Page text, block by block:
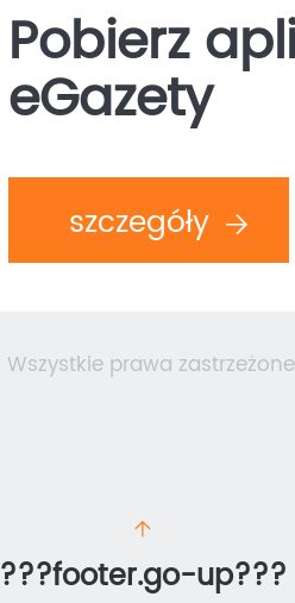
Pobierz
eGazety
szczegóły
Wszystkie prawa
???footer.go-up???